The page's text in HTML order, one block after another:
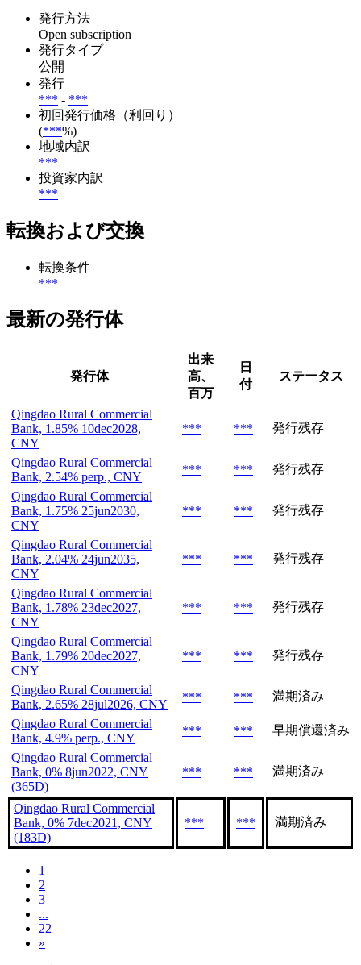
発行方法
Open subscription
発行タイプ
公開
発行
*** - ***
初回発行価格（利回り）
(***%)
地域内訳
***
投資家内訳
***
転換および交換
転換条件
***
最新の発行体
発行体
出来
高、
百万
日
付
ステータス
Qingdao Rural Commercial
Bank, 1.85% 10dec2028,
CNY
*** *** 発行残存
Qingdao Rural Commercial
Bank, 2.54% perp., CNY
*** ***
発行残存
Qingdao Rural Commercial
Bank, 1.75% 25jun2030,
CNY
*** *** 発行残存
Qingdao Rural Commercial
Bank, 2.04% 24jun2035,
CNY
*** *** 発行残存
Qingdao Rural Commercial
Bank, 1.78% 23dec2027,
CNY
*** *** 発行残存
Qingdao Rural Commercial
Bank, 1.79% 20dec2027,
CNY
*** *** 発行残存
Qingdao Rural Commercial
Bank, 2.65% 28jul2026, CNY
*** ***
満期済み
Qingdao Rural Commercial
Bank, 4.9% perp., CNY
*** ***
早期償還済み
Qingdao Rural Commercial
Bank, 0% 8jun2022, CNY
(365D)
*** *** 満期済み
Qingdao Rural Commercial
Bank, 0% 7dec2021, CNY
(183D)
*** *** 満期済み
1
2
3
...
22
»